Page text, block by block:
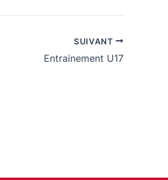
SUIVANT
Entrainement U17